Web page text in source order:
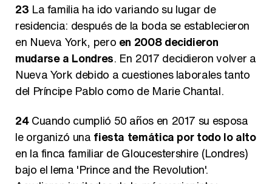
23 La familia ha ido variando su lugar de
residencia: después de la boda se establecieron
en Nueva York, pero en 2008 decidieron
mudarse a Londres. En 2017 decidieron volver a
Nueva York debido a cuestiones laborales tanto
del Príncipe Pablo como de Marie Chantal.
24Cuando cumplió 50 años en 2017 su esposa
le organizó una fiesta temática por todo lo alto
en la finca familiar de Gloucestershire (Londres)
bajo el lema 'Prince and the Revolution'.